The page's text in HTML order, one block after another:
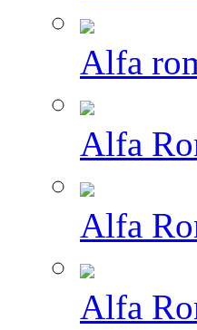
Alfa
Alfa
Alfa
Alfa